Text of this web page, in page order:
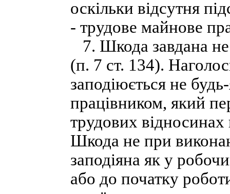
оскільки відсутня
- трудове майнове
7. Шкода завдана не
(п. 7 ст. 134).
заподіюється не
працівником, який
трудових відносинах
Шкода не при
заподіяна як у
або до початку